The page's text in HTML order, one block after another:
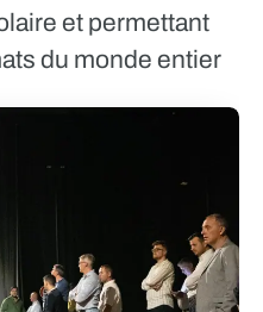
et permettant
du monde entier